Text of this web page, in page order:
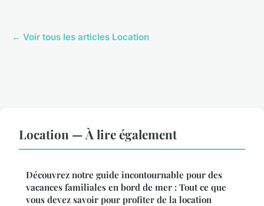
← Voir tous les articles Location
Location — À lire également
Découvrez notre guide incontournable pour des
vacances familiales en bord de mer : Tout ce que
vous devez savoir pour profiter de la location